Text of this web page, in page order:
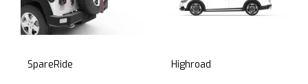
SpareRide Highroad